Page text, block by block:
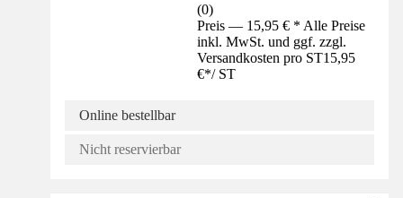
(0)
Preis — 15,95 € * Alle Preise
inkl. MwSt. und ggf. zzgl.
Versandkosten pro ST15,95
€*/ ST
Online bestellbar
Nicht reservierbar